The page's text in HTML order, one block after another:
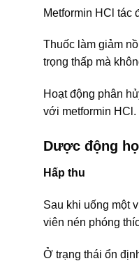
Metformin HCl tác
Thuốc làm giảm
trọng thấp mà
Hoạt động phân
với metformin HCl.
Dược động
Hấp thu
Sau khi uống một
viên nén phóng
Ở trạng thái ổn